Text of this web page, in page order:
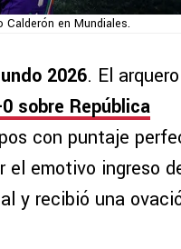
Calderón en Mundiales.
2026. El
sobre República
con puntaje
el emotivo ingreso
y recibió una